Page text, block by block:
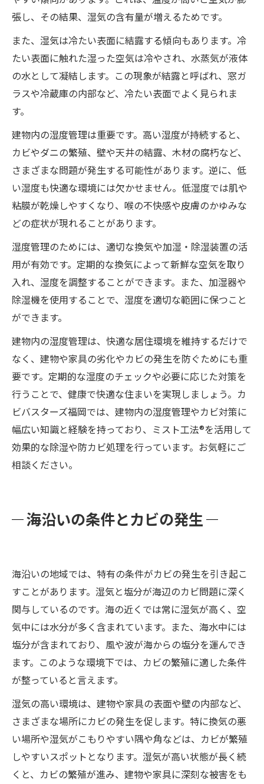
張し、その結果、湿気の含有量が増えるためです。
また、湿気は冷たい表面に結露する傾向もあります。冷
たい表面に触れた湿った空気は冷やされ、水蒸気が液体
の水として凝結します。この現象が結露と呼ばれ、窓ガ
ラスや冷蔵庫の内部など、冷たい表面でよく見られま
す。
建物内の湿度管理は重要です。高い湿度が持続すると、
カビやダニの繁殖、壁や天井の結露、木材の腐朽など、
さまざまな問題が発生する可能性があります。逆に、低
い湿度も快適な環境には欠かせません。低湿度では肌や
粘膜が乾燥しやすくなり、喉の不快感や皮膚のかゆみな
どの症状が現れることがあります。
湿度管理のためには、適切な換気や加湿・除湿装置の活
用が有効です。定期的な換気によって新鮮な空気を取り
入れ、湿度を調整することができます。また、加湿器や
除湿機を使用することで、湿度を適切な範囲に保つこと
ができます。
建物内の湿度管理は、快適な居住環境を維持するだけで
なく、建物や家具の劣化やカビの発生を防ぐためにも重
要です。定期的な湿度のチェックや必要に応じた対策を
行うことで、健康で快適な住まいを実現しましょう。カ
ビバスターズ福岡では、建物内の湿度管理やカビ対策に
幅広い知識と経験を持っており、ミスト工法®を活用して
効果的な除湿や防カビ処理を行っています。お気軽にご
相談ください。
海沿いの条件とカビの発生
海沿いの地域では、特有の条件がカビの発生を引き起こ
すことがあります。湿気と塩分が海辺のカビ問題に深く
関与しているのです。海の近くでは常に湿気が高く、空
気中には水分が多く含まれています。また、海水中には
塩分が含まれており、風や波が海からの塩分を運んでき
ます。このような環境下では、カビの繁殖に適した条件
が整っていると言えます。
湿気の高い環境は、建物や家具の表面や壁の内部など、
さまざまな場所にカビの発生を促します。特に換気の悪
い場所や湿気がこもりやすい隅や角などは、カビが繁殖
しやすいスポットとなります。湿気が高い状態が長く続
くと、カビの繁殖が進み、建物や家具に深刻な被害をも